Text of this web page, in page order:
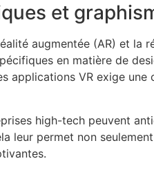
et
augmentée (AR) et
en matière de
applications VR exige
high-tech peuvent
leur permet non